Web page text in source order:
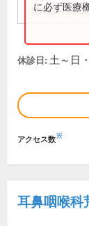
15:00～
に必ず医療
休診日: 土～日
アクセス数※
耳鼻咽喉科